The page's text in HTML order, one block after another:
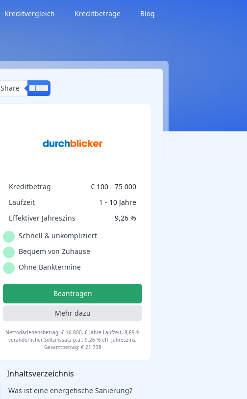
Kreditvergleich Kreditbeträge Blog
Share
Kreditbetrag
€ 100 - 75 000
Laufzeit
1 - 10 Jahre
Effektiver Jahreszins
9,26 %
Schnell & unkompliziert
Bequem von Zuhause
Ohne Banktermine
Mehr dazu
Beantragen
Nettodarlehensbetrag: € 16 800, 6 Jahre Laufzeit, 8,89 %
veränderlicher Sollzinssatz p.a., 9,26 % eff. Jahreszins,
Gesamtbetrag: € 21 738
Inhaltsverzeichnis
Was ist eine energetische Sanierung?